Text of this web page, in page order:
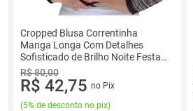
Cropped Blusa Correntinha
Manga Longa Com Detalhes
Sofisticado de Brilho Noite Festa
Balada Entrega Direta
R$ 80,00
R$ 42,75 no Pix
(5% de desconto no pix)